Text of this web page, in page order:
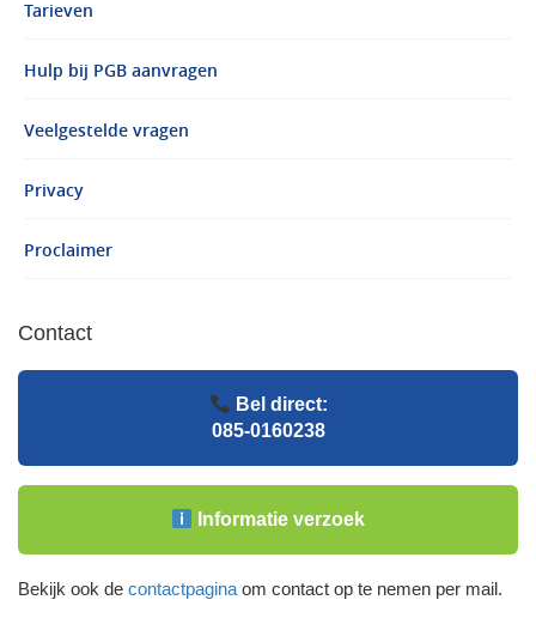
Tarieven
Hulp bij PGB aanvragen
Veelgestelde vragen
Privacy
Proclaimer
Contact
Bel direct:
085-0160238
Informatie verzoek
Bekijk ook de contactpagina om contact op te nemen per mail.